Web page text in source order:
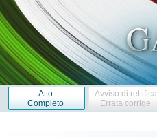
Atto
Completo
Avviso di rettifica
Errata corrige